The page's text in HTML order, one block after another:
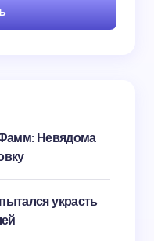
Невядома
украсть